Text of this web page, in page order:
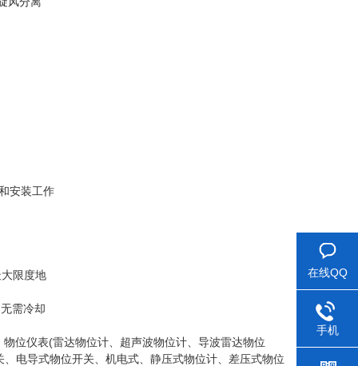
安装工作
限度地
需冷却
位仪表(雷达物位计、超声波物位计、导波雷达物位
电导式物位开关、机电式、静压式物位计、差压式物位
在线QQ
手机